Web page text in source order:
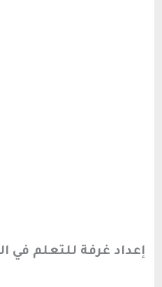
إعداد غرفة للتعلم في